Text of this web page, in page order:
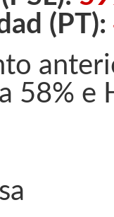
(PT):
58% e